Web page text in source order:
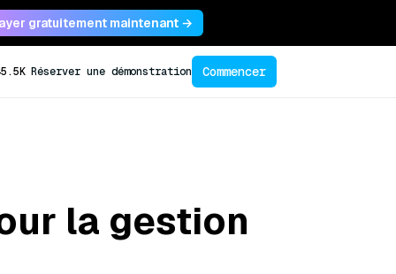
gratuitement maintenant →
Réserver une démonstration Commencer
la gestion